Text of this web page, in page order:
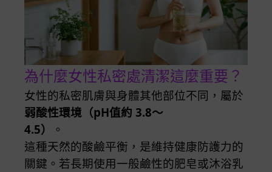
為什麼女性私密處清潔這麼重要？
女性的私密肌膚與身體其他部位不同，屬於
弱酸性環境（pH值約 3.8～
4.5）
這種天然的酸鹼平衡，是維持健康防護力的
關鍵。若長期使用一般鹼性的肥皂或沐浴乳